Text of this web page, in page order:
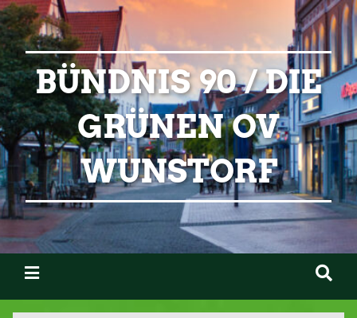
BÜNDNIS 90 / DIE
GRÜNEN OV
WUNSTORF